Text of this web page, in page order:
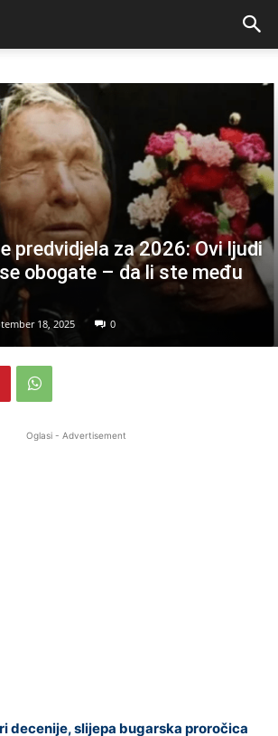
predvidjela za 2026: Ovi ljudi
obogate – da li ste među
18, 2025 0
Oglasi - Advertisement
decenije, slijepa bugarska proročica